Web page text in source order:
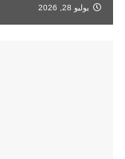
يوليو 28, 2026